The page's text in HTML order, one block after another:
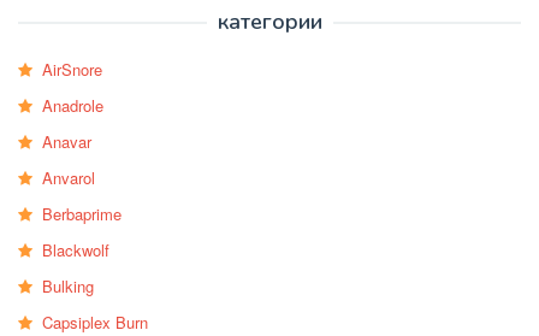
категории
AirSnore
Anadrole
Anavar
Anvarol
Berbaprime
Blackwolf
Bulking
Capsiplex Burn